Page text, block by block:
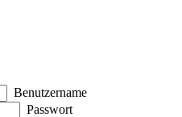
Benutzername
Passwort